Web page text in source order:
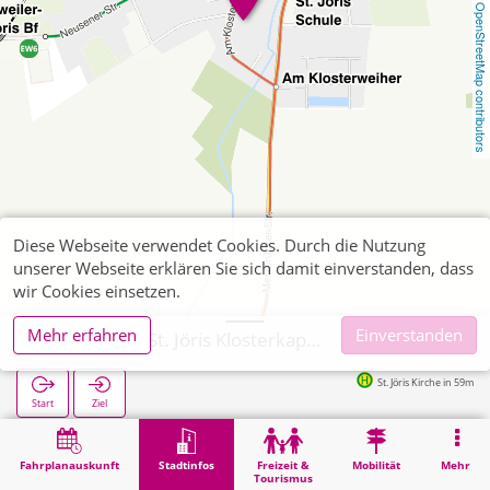
OpenStreetMap contributors
Fahrplanauskunft Stadtinfos
Freizeit &
Tourismus
Mobilität Mehr
Start Ziel
St. Jöris Kirche in 59m
Stadtinfos Eschweiler, St. Jöris Klosterkapelle
Diese Webseite verwendet Cookies. Durch die Nutzung
unserer Webseite erklären Sie sich damit einverstanden, dass
wir Cookies einsetzen.
Mehr erfahren
Einverstanden